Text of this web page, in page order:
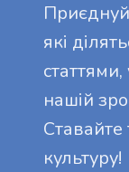
які
нашій
культуру!